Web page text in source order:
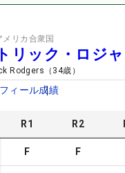
メリカ合衆国
リック・ロジ
Rodgers （ 34歳）
ィール成績
R1 R2
F F